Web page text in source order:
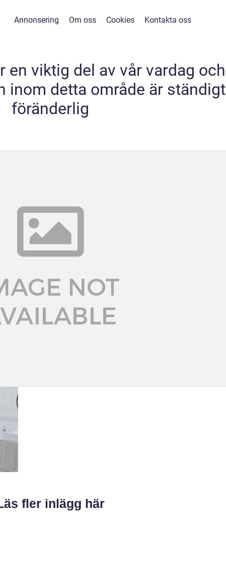
Annonsering Om oss Cookies Kontakta oss
en viktig del av vår vardag och
inom detta område är ständigt
föränderlig
fler inlägg här